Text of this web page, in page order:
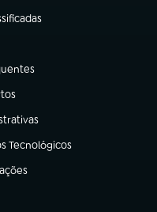
nova aba)
aba)
Tecnológicos
aba)